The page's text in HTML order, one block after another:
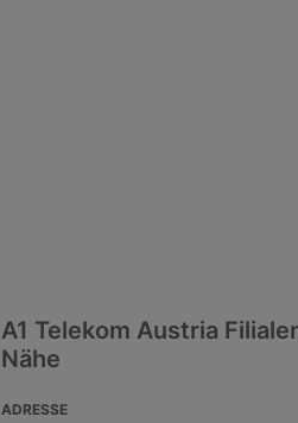
A1 Telekom Austria
Nähe
ADRESSE